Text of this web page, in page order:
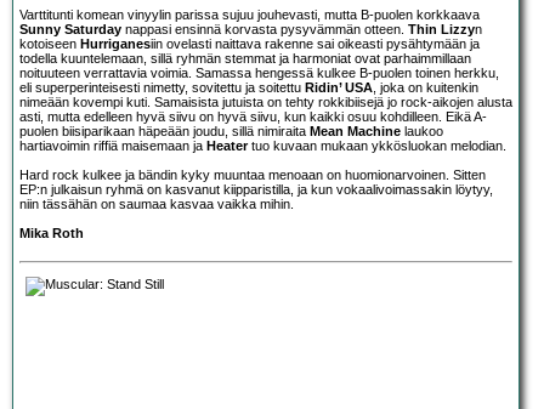
Varttitunti komean vinyylin parissa sujuu jouhevasti, mutta B-puolen korkkaava
Sunny Saturday nappasi ensinnä korvasta pysyvämmän otteen. Thin Lizzyn
kotoiseen Hurriganesiin ovelasti naittava rakenne sai oikeasti pysähtymään ja
todella kuuntelemaan, sillä ryhmän stemmat ja harmoniat ovat parhaimmillaan
noituuteen verrattavia voimia. Samassa hengessä kulkee B-puolen toinen herkku,
eli superperinteisesti nimetty, sovitettu ja soitettu Ridin’ USA , joka on kuitenkin
nimeään kovempi kuti. Samaisista jutuista on tehty rokkibiisejä jo rock-aikojen alusta
asti, mutta edelleen hyvä siivu on hyvä siivu, kun kaikki osuu kohdilleen. Eikä A-
puolen biisiparikaan häpeään joudu, sillä nimiraita Mean Machine laukoo
hartiavoimin riffiä maisemaan ja Heatertuo kuvaan mukaan ykkösluokan melodian.
Hard rock kulkee ja bändin kyky muuntaa menoaan on huomionarvoinen. Sitten
EP:n julkaisun ryhmä on kasvanut kiipparistilla, ja kun vokaalivoimassakin löytyy,
niin tässähän on saumaa kasvaa vaikka mihin.
Mika Roth